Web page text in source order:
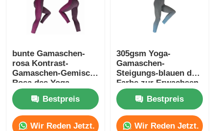
Damen Schalldämpfer Schal
Winterhandschuhe aus Strick
bunte Gamaschen-
rosa Kontrast-
Gamaschen-Gemisch-
Rosa des Yoga-
230gsm
Bestpreis
Wir Reden Jetzt.
305gsm Yoga-
Gamaschen-
Steigungs-blauen der
Farbe zur Erwachsen-
315gsm bunte
Bestpreis
Wir Reden Jetzt.